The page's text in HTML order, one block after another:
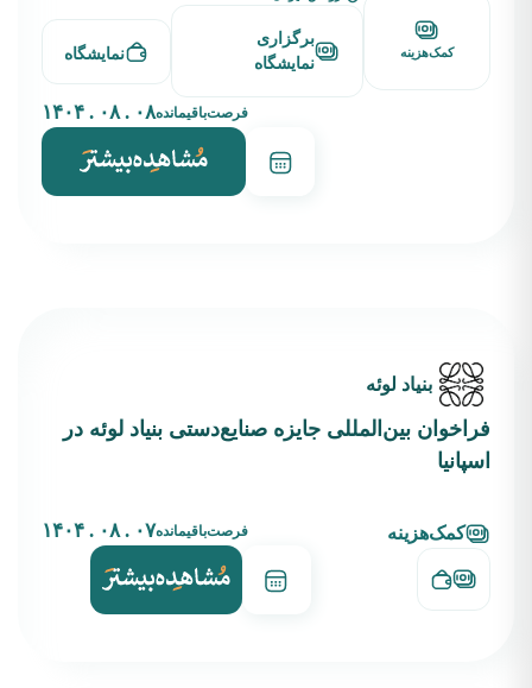
کمک‌هزینه
برگزاری
نمایشگاه
نمایشگاه
فرصت‌باقیمانده۰۸ . ۰۸ . ۱۴۰۴
بنیاد لوئه
فراخوان بین‌المللی جایزه صنایع‌دستی بنیاد لوئه در
اسپانیا
کمک‌هزینه فرصت‌باقیمانده۰۷ . ۰۸ . ۱۴۰۴